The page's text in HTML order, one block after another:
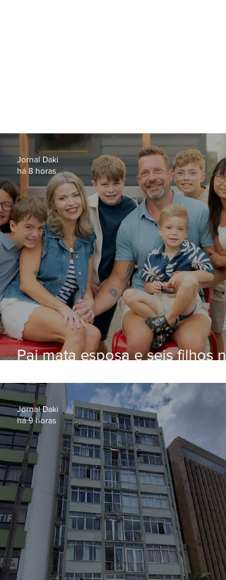
Pai mata esposa e seis filhos
Jornal Daki
há 8 horas
Jornal Daki
há 9 horas